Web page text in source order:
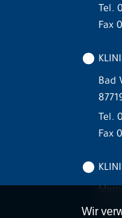
Tel.
Fax
Bad
Tel.
Fax
Wir